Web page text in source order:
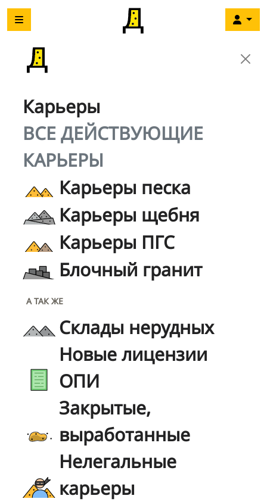
Карьеры
ВСЕ ДЕЙСТВУЮЩИЕ
КАРЬЕРЫ
Карьеры песка
Карьеры щебня
Карьеры ПГС
Блочный гранит
А ТАК ЖЕ
Склады нерудных
Новые лицензии
ОПИ
Закрытые,
выработанные
Нелегальные
карьеры